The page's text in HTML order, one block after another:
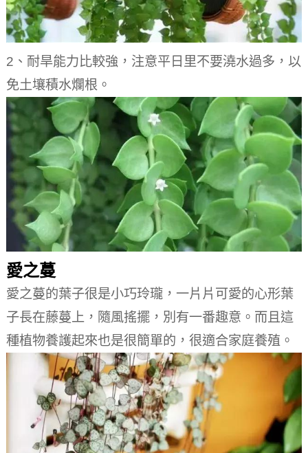
2、耐旱能力比較強，注意平日里不要澆水過多，以
免土壤積水爛根。
愛之蔓
愛之蔓的葉子很是小巧玲瓏，一片片可愛的心形葉
子長在藤蔓上，隨風搖擺，別有一番趣意。 而且這
種植物養護起來也是很簡單的，很適合家庭養殖。